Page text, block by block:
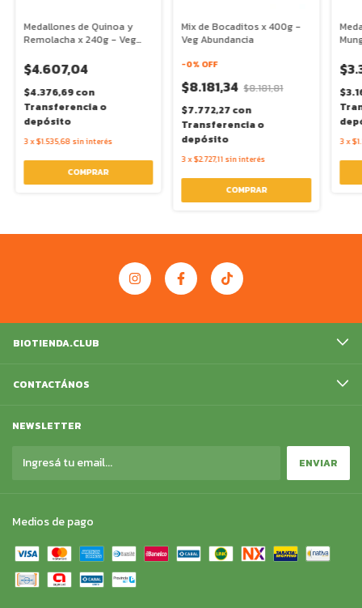
Medallones de Quinoa y
Remolacha x 240g - Veg
$4.607,04
$4.376,69con
Transferencia o
depósito
3x$1.535,68 sin interés
Mix de Bocaditos x 400g -
Veg Abundancia
-0% OFF
$8.181,34 $8.181,81
$7.772,27con
Transferencia o
depósito
3x$2.727,11 sin interés
3x
BIOTIENDA.CLUB
CONTACTÁNOS
NEWSLETTER
Medios de pago